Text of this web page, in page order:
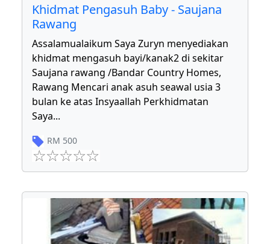
Khidmat Pengasuh Baby - Saujana
Rawang
Assalamualaikum Saya Zuryn menyediakan
khidmat mengasuh bayi/kanak2 di sekitar
Saujana rawang /Bandar Country Homes,
Rawang Mencari anak asuh seawal usia 3
bulan ke atas Insyaallah Perkhidmatan
Saya...
RM 500